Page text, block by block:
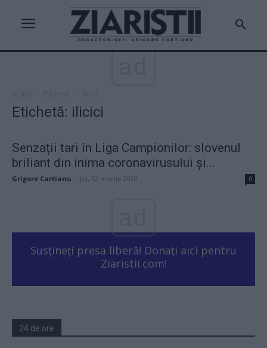
Etichetă: ilicici
Senzații tari în Liga Campionilor: slovenul
briliant din inima coronavirusului și...
Grigore Cartianu joi, 12 martie 2020 0
Susțineți presa liberă! Donați aici pentru
Ziaristii.com!
24 de ore